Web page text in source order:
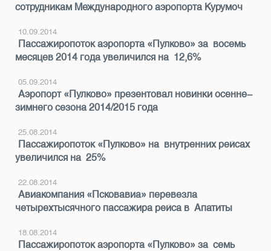
сотрудникам Международного аэропорта Курумоч
10.09.2014
Пассажиропоток аэропорта «Пулково» за восемь
месяцев 2014 года увеличился на 12,6%
05.09.2014
Аэропорт «Пулково» презентовал новинки осенне-
зимнего сезона 2014/2015 года
25.08.2014
Пассажиропоток «Пулково» на внутренних рейсах
увеличился на 25%
22.08.2014
Авиакомпания «Псковавиа» перевезла
четырехтысячного пассажира рейса в Апатиты
18.08.2014
Пассажиропоток аэропорта «Пулково» за семь